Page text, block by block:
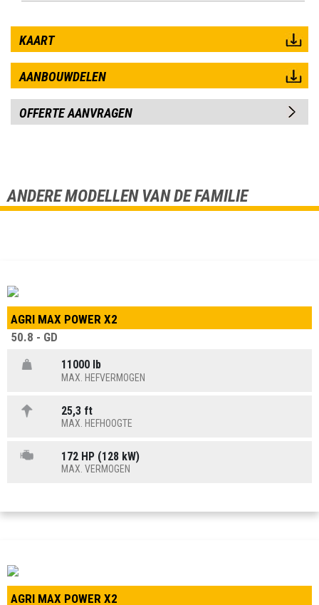
KAART
AANBOUWDELEN
OFFERTE AANVRAGEN
ANDERE MODELLEN VAN DE FAMILIE
AGRI MAX POWER X2
50.8 - GD
11000 lb
MAX. HEFVERMOGEN
25,3 ft
MAX. HEFHOOGTE
172 HP (128 kW)
MAX. VERMOGEN
AGRI MAX POWER X2